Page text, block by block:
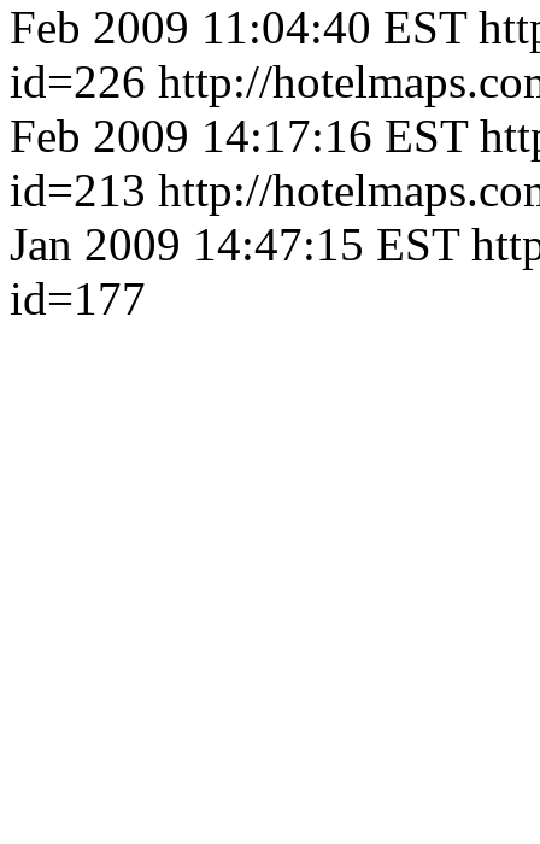
Feb 2009 11:04:40 EST
id=226 http://
Feb 2009 14:17:16 EST
id=213 http://
Jan 2009 14:47:15 EST
id=177